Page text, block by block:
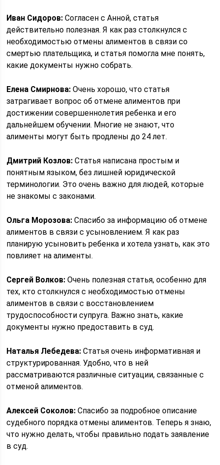
Иван Сидоров: Согласен с Анной, статья
действительно полезная. Я как раз столкнулся с
необходимостью отмены алиментов в связи со
смертью плательщика, и статья помогла мне понять,
какие документы нужно собрать.
Елена Смирнова: Очень хорошо, что статья
затрагивает вопрос об отмене алиментов при
достижении совершеннолетия ребенка и его
дальнейшем обучении. Многие не знают, что
алименты могут быть продлены до 24 лет.
Дмитрий Козлов: Статья написана простым и
понятным языком, без лишней юридической
терминологии. Это очень важно для людей, которые
не знакомы с законами.
Ольга Морозова: Спасибо за информацию об отмене
алиментов в связи с усыновлением. Я как раз
планирую усыновить ребенка и хотела узнать, как это
повлияет на алименты.
Сергей Волков: Очень полезная статья, особенно для
тех, кто столкнулся с необходимостью отмены
алиментов в связи с восстановлением
трудоспособности супруга. Важно знать, какие
документы нужно предоставить в суд.
Наталья Лебедева: Статья очень информативная и
структурированная. Удобно, что в ней
рассматриваются различные ситуации, связанные с
отменой алиментов.
Алексей Соколов: Спасибо за подробное описание
судебного порядка отмены алиментов. Теперь я знаю,
что нужно делать, чтобы правильно подать заявление
в суд.